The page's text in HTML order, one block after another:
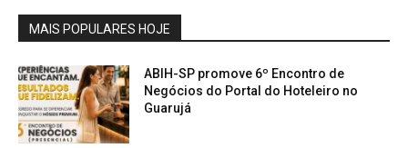
MAIS POPULARES HOJE
ABIH-SP promove 6º Encontro de
Negócios do Portal do Hoteleiro no
Guarujá